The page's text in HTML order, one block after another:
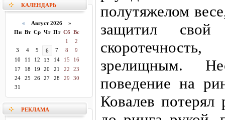
КАЛЕНДАРЬ
« Август 2026 »
Пн Вт Ср Чт Пт Сб Вс
1
2
3
4 5 6 7 8
9
10
11 12 13 14 15
16
17
18 19 20 21 22
23
24
25 26 27 28 29
30
31
РЕКЛАМА
полутяжелом
защитил
зрелищным.
поведение на
Ковалев потерял